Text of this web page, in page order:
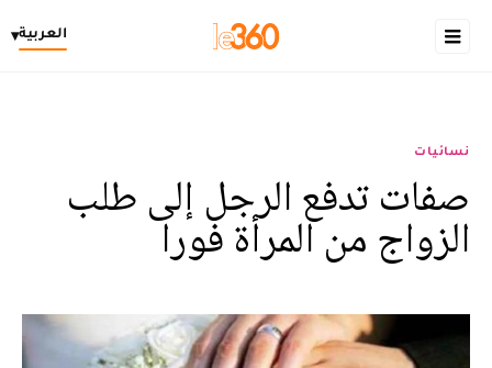
العربية▾
نسائيات
صفات تدفع الرجل إلى طلب
الزواج من المرأة فورا